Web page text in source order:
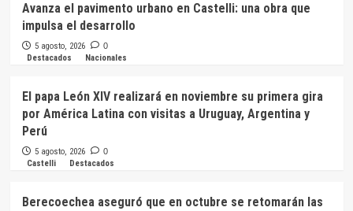
Avanza el pavimento urbano en Castelli: una obra que
impulsa el desarrollo
5 agosto, 2026 0
Destacados Nacionales
El papa León XIV realizará en noviembre su primera gira
por América Latina con visitas a Uruguay, Argentina y
Perú
5 agosto, 2026 0
Castelli Destacados
Berecoechea aseguró que en octubre se retomarán las